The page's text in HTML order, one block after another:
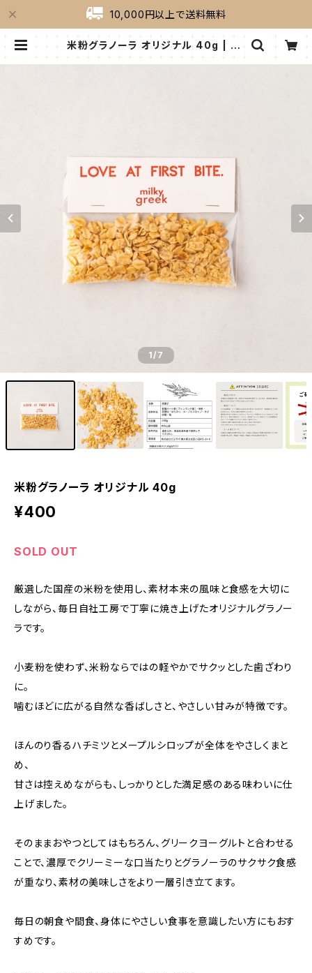
10,000円以上で送料無料
米粉グラノーラ オリジナル 40g | mi
オンラインショップ
1/7
米粉グラノーラ オリジナル 40g
¥400
SOLD OUT
厳選した国産の米粉を使用し、素材本来の風味と食感を大切に
しながら、毎日自社工房で丁寧に焼き上げたオリジナルグラノー
ラです。
小麦粉を使わず、米粉ならではの軽やかでサクッとした歯ざわり
に。
噛むほどに広がる自然な香ばしさと、やさしい甘みが特徴です。
ほんのり香るハチミツとメープルシロップが全体をやさしくまと
め、
甘さは控えめながらも、しっかりとした満足感のある味わいに仕
上げました。
そのままおやつとしてはもちろん、グリークヨーグルトと合わせる
ことで、濃厚でクリーミーな口当たりとグラノーラのサクサク食感
が重なり、素材の美味しさをより一層引き立てます。
毎日の朝食や間食、身体にやさしい食事を意識したい方にもおす
すめです。